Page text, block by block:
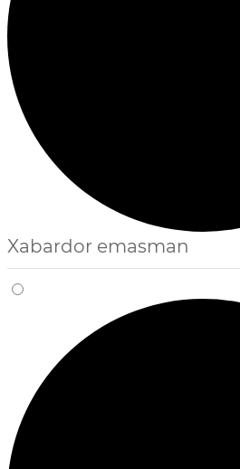
Xabardor emasman